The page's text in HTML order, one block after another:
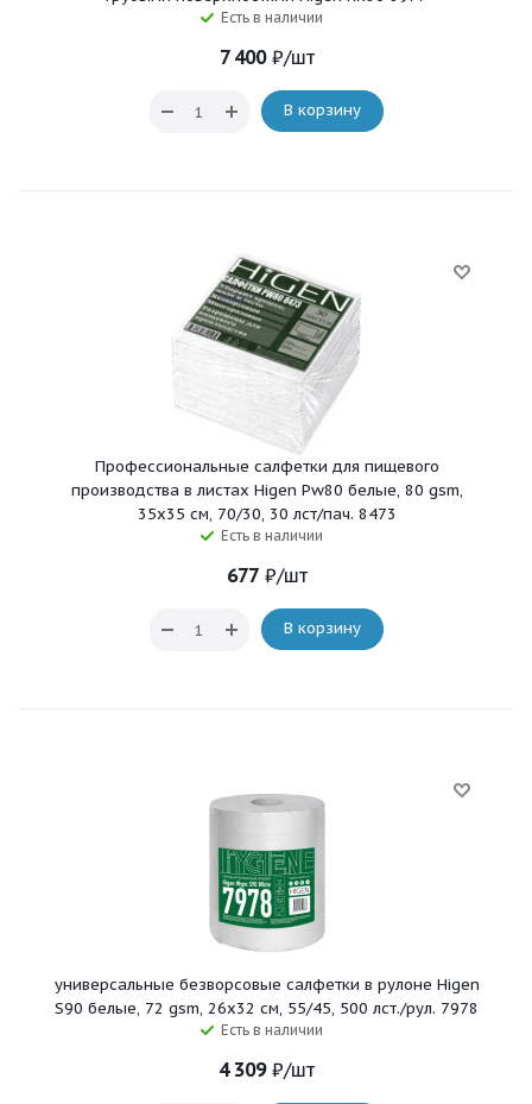
Есть в наличии
7 400₽/шт
В корзину
Профессиональные салфетки для пищевого
производства в листах Higen Pw80 белые, 80 gsm,
35x35 см, 70/30, 30 лст/пач. 8473
Есть в наличии
677₽/шт
В корзину
универсальные безворсовые салфетки в рулоне Higen
S90 белые, 72 gsm, 26x32 см, 55/45, 500 лст./рул. 7978
Есть в наличии
4 309₽/шт